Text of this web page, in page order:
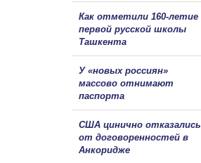
Как отметили 160-летие
первой русской школы
Ташкента
У «новых россиян»
массово отнимают
паспорта
США цинично отказались
от договоренностей в
Анкоридже